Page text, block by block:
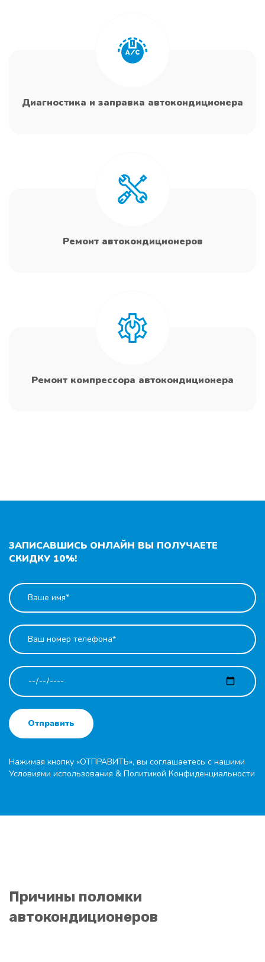
Диагностика и заправка автокондиционера
Ремонт автокондиционеров
Ремонт компрессора автокондиционера
ЗАПИСАВШИСЬ ОНЛАЙН ВЫ ПОЛУЧАЕТЕ
СКИДКУ 10%!
Отправить
Нажимая кнопку «ОТПРАВИТЬ», вы соглашаетесь с нашими
Условиями использования & Политикой Конфиденциальности
Причины поломки
автокондиционеров